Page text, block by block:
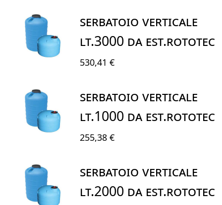
SERBATOIO VERTICALE
LT.3000 DA EST.ROTOTEC
530,41 €
SERBATOIO VERTICALE
LT.1000 DA EST.ROTOTEC
255,38 €
SERBATOIO VERTICALE
LT.2000 DA EST.ROTOTEC